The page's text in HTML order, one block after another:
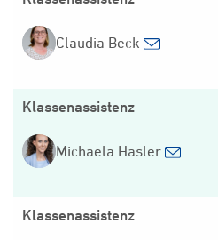
Claudia Beck
Klassenassistenz
Michaela Hasler
Klassenassistenz